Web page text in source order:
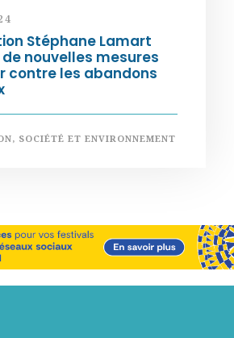
Stéphane Lamart
nouvelles mesures
contre les abandons
, SOCIÉTÉ ET ENVIRONNEMENT